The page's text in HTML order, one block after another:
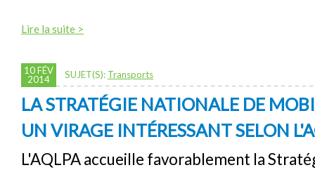
Lire la suite >
10 FÉV
2014
SUJET(S): Transports
LA STRATÉGIE NATIONALE DE
UN VIRAGE INTÉRESSANT SELON
L'AQLPA accueille favorablement la